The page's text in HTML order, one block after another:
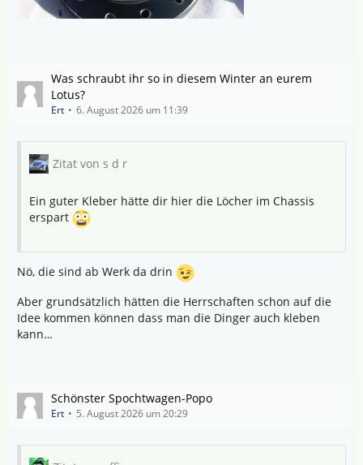
Was schraubt ihr so in diesem Winter an eurem
Lotus?
Ert 6. August 2026 um 11:39
Zitat von s d r
Ein guter Kleber hätte dir hier die Löcher im Chassis
erspart
Nö, die sind ab Werk da drin
Aber grundsätzlich hätten die Herrschaften schon auf die
Idee kommen können dass man die Dinger auch kleben
kann…
Schönster Spochtwagen-Popo
Ert 5. August 2026 um 20:29